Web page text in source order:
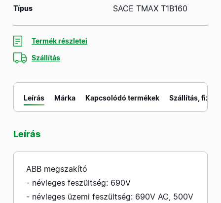
Típus SACE TMAX T1B160
Termék részletei
Szállítás
Leírás Márka Kapcsolódó termékek Szállítás,
Leírás
ABB megszakító
- névleges feszültség: 690V
- névleges üzemi feszültség: 690V AC, 500V